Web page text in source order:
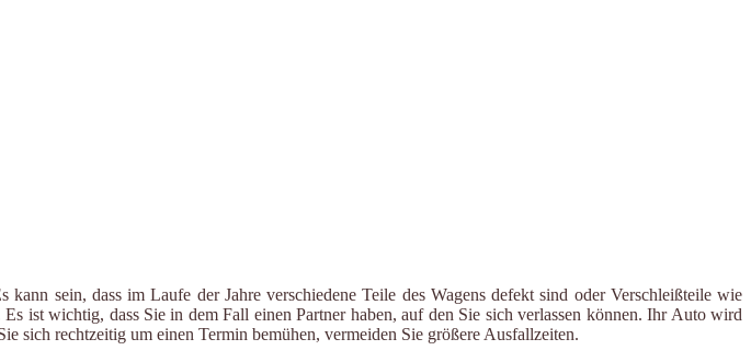
sein, dass im Laufe der Jahre verschiedene Teile des Wagens defekt sind oder Verschleißteile wie
ist wichtig, dass Sie in dem Fall einen Partner haben, auf den Sie sich verlassen können. Ihr Auto wird
sich rechtzeitig um einen Termin bemühen, vermeiden Sie größere Ausfallzeiten.